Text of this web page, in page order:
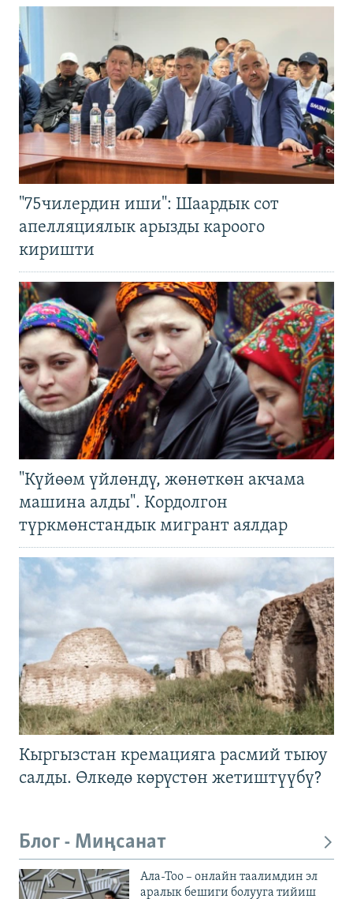
"75чилердин иши": Шаардык сот
апелляциялык арызды кароого
киришти
"Күйөөм үйлөндү, жөнөткөн акчама
машина алды". Кордолгон
түркмөнстандык мигрант аялдар
Кыргызстан кремацияга расмий тыюу
салды. Өлкөдө көрүстөн жетиштүүбү?
Блог - Миңсанат
Ала-Тоо – онлайн таалимдин эл
аралык бешиги болууга тийиш